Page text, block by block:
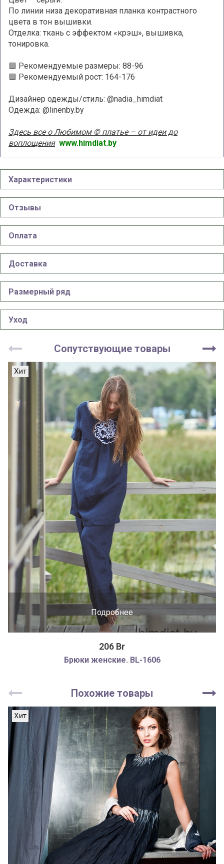
По линии низа декоративная планка контрастного
цвета в тон вышивки.
Отделка: ткань с эффектом «крэш», вышивка,
тонировка.
🟩 Рекомендуемые размеры: 88-96
🟩 Рекомендуемый рост: 164-176
Дизайнер одежды/стиль: @nadia_himdiat
Одежда: @linenby.by
Здесь все о Любимом © платье – от идеи до
воплощения www.himdiat.by
Характеристики
Отзывы
Оплата
Доставка
Размерный ряд
Уход
Сопутствующие товары
Подробнее
Хит
206 Br
Брюки женские. BL-1606
Похожие товары
Хит